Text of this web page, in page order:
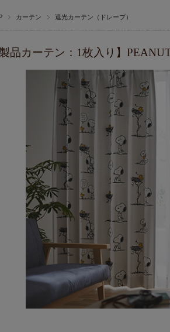
カーテン 遮光カーテン（ドレープ）
製品カーテン：1枚入り】